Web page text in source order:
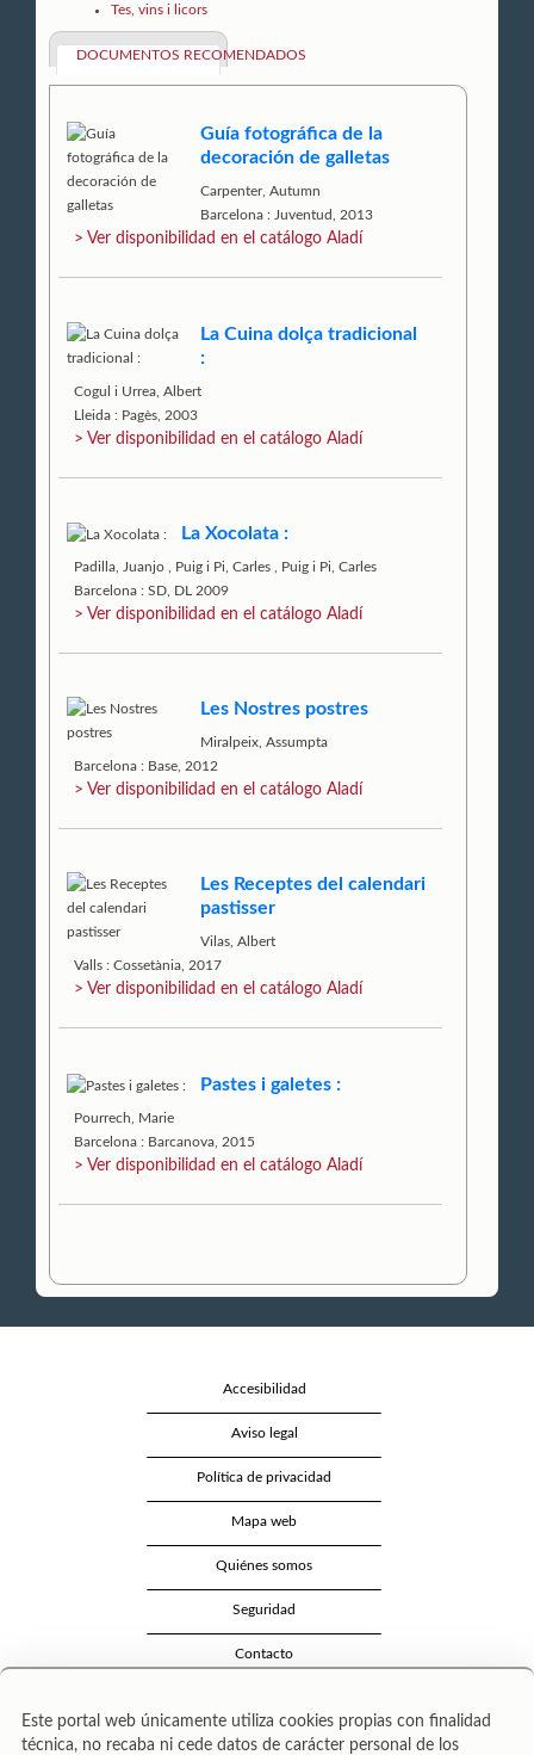
Tes, vins i licors
DOCUMENTOS RECOMENDADOS
Guía fotográfica de la
decoración de galletas
Carpenter, Autumn
Barcelona : Juventud, 2013
> Ver disponibilidad en el catálogo Aladí
La Cuina dolça tradicional
:
Cogul i Urrea, Albert
Lleida : Pagès, 2003
> Ver disponibilidad en el catálogo Aladí
La Xocolata :
Padilla, Juanjo Puig i Pi, Carles
Puig i Pi, Carles
Barcelona : SD, DL 2009
> Ver disponibilidad en el catálogo Aladí
Les Nostres postres
Miralpeix, Assumpta
Barcelona : Base, 2012
> Ver disponibilidad en el catálogo Aladí
Les Receptes del calendari
pastisser
Vilas, Albert
Valls : Cossetània, 2017
> Ver disponibilidad en el catálogo Aladí
Pastes i galetes :
Pourrech, Marie
Barcelona : Barcanova, 2015
> Ver disponibilidad en el catálogo Aladí
Accesibilidad
Aviso legal
Política de privacidad
Mapa web
Quiénes somos
Seguridad
Contacto
Este portal web únicamente utiliza cookies propias con finalidad
técnica, no recaba ni cede datos de carácter personal de los